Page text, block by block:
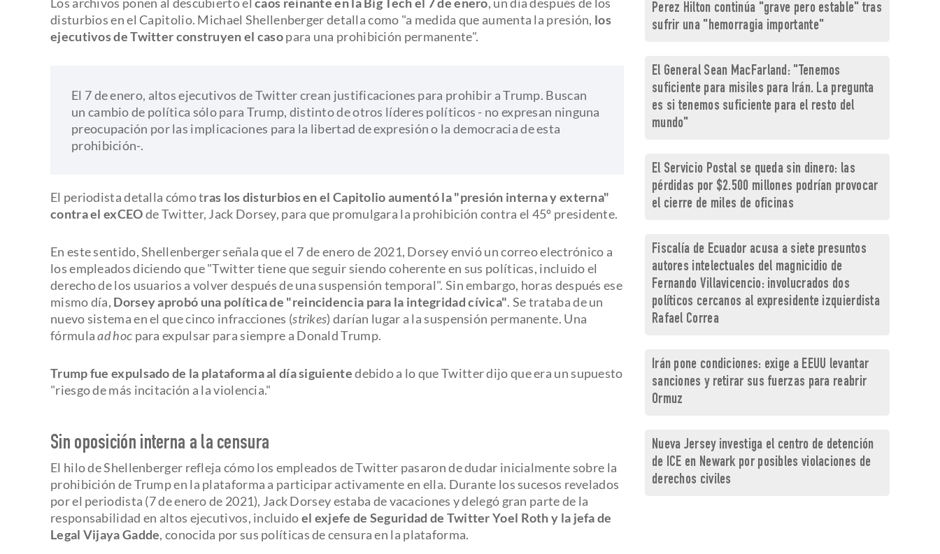
disturbios en el Capitolio. Michael Shellenberger detalla como "a medida que aumenta la presión, los
ejecutivos de Twitter construyen el casopara una prohibición permanente".
El 7 de enero, altos ejecutivos de Twitter crean justificaciones para prohibir a Trump. Buscan
un cambio de política sólo para Trump, distinto de otros líderes políticos - no expresan ninguna
preocupación por las implicaciones para la libertad de expresión o la democracia de esta
prohibición-.
El periodista detalla cómo tras los disturbios en el Capitolio aumentó la "presión interna y externa"
contra el exCEOde Twitter, Jack Dorsey, para que promulgara la prohibición contra el 45º presidente.
En este sentido, Shellenberger señala que el 7 de enero de 2021, Dorsey envió un correo electrónico a
los empleados diciendo que "Twitter tiene que seguir siendo coherente en sus políticas, incluido el
derecho de los usuarios a volver después de una suspensión temporal". Sin embargo, horas después ese
mismo día, Dorsey aprobó una política de "reincidencia para la integridad cívica". Se trataba de un
nuevo sistema en el que cinco infracciones (strikes) darían lugar a la suspensión permanente. Una
fórmulaad hoc para expulsar para siempre a Donald Trump.
Trump fue expulsado de la plataforma al día siguientedebido a lo que Twitter dijo que era un supuesto
"riesgo de más incitación a la violencia."
Sin oposición interna a la censura
El hilo de Shellenberger refleja cómo los empleados de Twitter pasaron de dudar inicialmente sobre la
prohibición de Trump en la plataforma a participar activamente en ella. Durante los sucesos revelados
por el periodista (7 de enero de 2021), Jack Dorsey estaba de vacaciones y delegó gran parte de la
responsabilidad en altos ejecutivos, incluidoel exjefe de Seguridad de Twitter Yoel Roth y la jefa de
Legal Vijaya Gadde, conocida por sus políticas de censura en la plataforma.
Perez Hilton continúa "grave pero estable" tras
sufrir una "hemorragia importante"
El General Sean MacFarland: "Tenemos
suficiente para misiles para Irán. La pregunta
es si tenemos suficiente para el resto del
mundo"
El Servicio Postal se queda sin dinero: las
pérdidas por $2.500 millones podrían provocar
el cierre de miles de oficinas
Fiscalía de Ecuador acusa a siete presuntos
autores intelectuales del magnicidio de
Fernando Villavicencio: involucrados dos
políticos cercanos al expresidente izquierdista
Rafael Correa
Irán pone condiciones: exige a EEUU levantar
sanciones y retirar sus fuerzas para reabrir
Ormuz
Nueva Jersey investiga el centro de detención
de ICE en Newark por posibles violaciones de
derechos civiles